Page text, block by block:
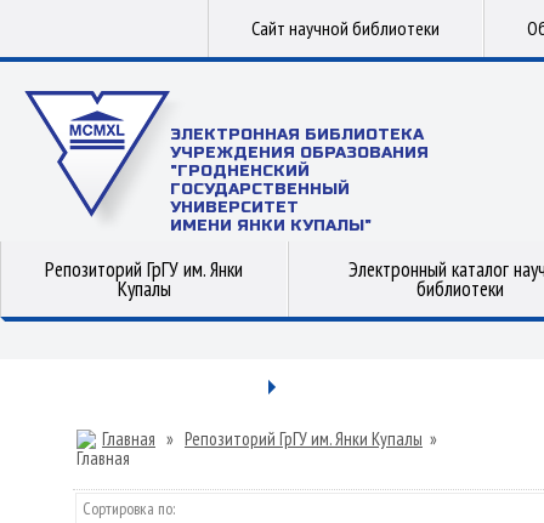
Сайт научной библиотеки
ЭЛЕКТРОННАЯ БИБЛИОТЕКА
УЧРЕЖДЕНИЯ ОБРАЗОВАНИЯ
"ГРОДНЕНСКИЙ
ГОСУДАРСТВЕННЫЙ
УНИВЕРСИТЕТ
ИМЕНИ ЯНКИ КУПАЛЫ"
Репозиторий ГрГУ им. Янки
Купалы
Электронный каталог
библиотеки
Главная » Репозиторий ГрГУ им. Янки Купалы »
Сортировка по: